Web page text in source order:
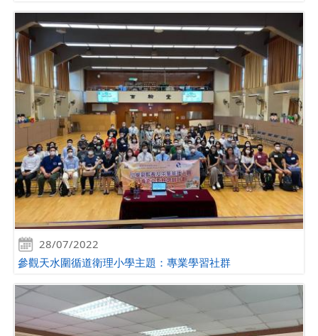
28/07/2022
參觀天水圍循道衛理小學主題：專業學習社群